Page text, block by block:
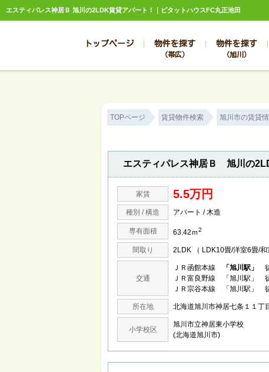
エスティパレス神居Ｂ 旭川の2LDK賃貸アパート！｜ピタットハウスFC丸正池田
トップページ 物件を探す
（帯広）
物件を探す
（旭川）
TOPページ 賃貸物件検索 旭川市の賃貸
エスティパレス神居Ｂ 旭川の
家賃 5.5万円
種別 / 構造 アパート / 木造
専有面積 63.42ｍ2
間取り 2LDK （ LDK10畳/洋室6畳/和
交通
ＪＲ函館本線 「旭川駅」
ＪＲ富良野線 「旭川駅」
ＪＲ宗谷本線 「旭川駅」
所在地 北海道旭川市神居七条１１
小学校区
旭川市立神居東小学校
(北海道旭川市)